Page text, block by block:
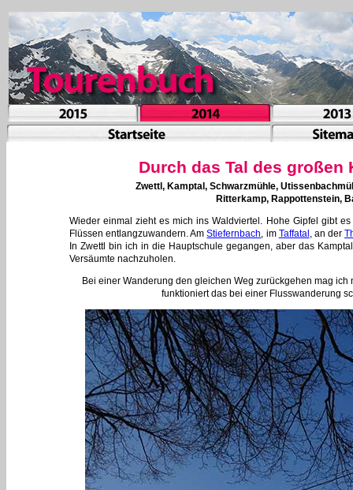
Durch das Tal des
Zwettl, Kamptal, Schwarzmühle,
Ritterkamp, Rappottenstein,
Wieder einmal zieht es mich ins Waldviertel. Hohe Gipfel gibt
Flüssen entlangzuwandern. AmStiefernbach, im Taffatal , an der
In Zwettl bin ich in die Hauptschule gegangen, aber das
Versäumte nachzuholen.
Bei einer Wanderung den gleichen Weg zurückgehen mag
funktioniert das bei einer Flusswanderung